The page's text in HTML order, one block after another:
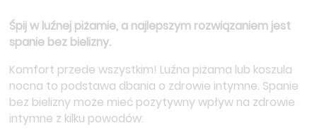
Śpij w luźnej piżamie, a najlepszym rozwiązaniem jest
spanie bez bielizny.
Komfort przede wszystkim! Luźna piżama lub koszula
nocna to podstawa dbania o zdrowie intymne. Spanie
bez bielizny może mieć pozytywny wpływ na zdrowie
intymne z kilku powodów: